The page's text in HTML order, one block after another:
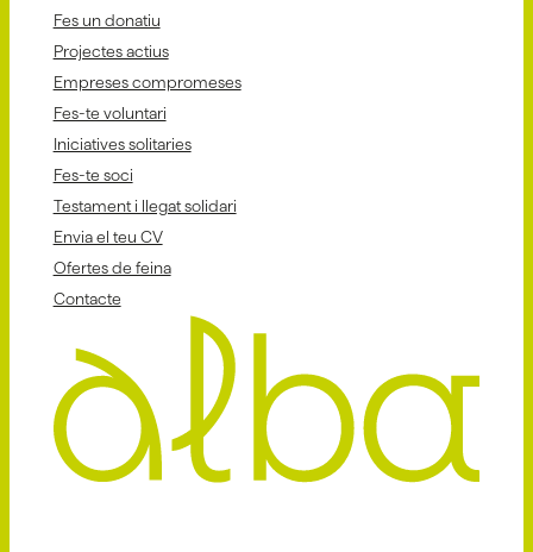
Fes un donatiu
Projectes actius
Empreses compromeses
Fes-te voluntari
Iniciatives solitaries
Fes-te soci
Testament i llegat solidari
Envia el teu CV
Ofertes de feina
Contacte